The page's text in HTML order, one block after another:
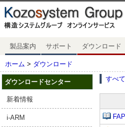
製品案内 サポート ダウンロード
ホーム > ダウンロード
ダウンロードセンター
新着情報
i-ARM
すべ